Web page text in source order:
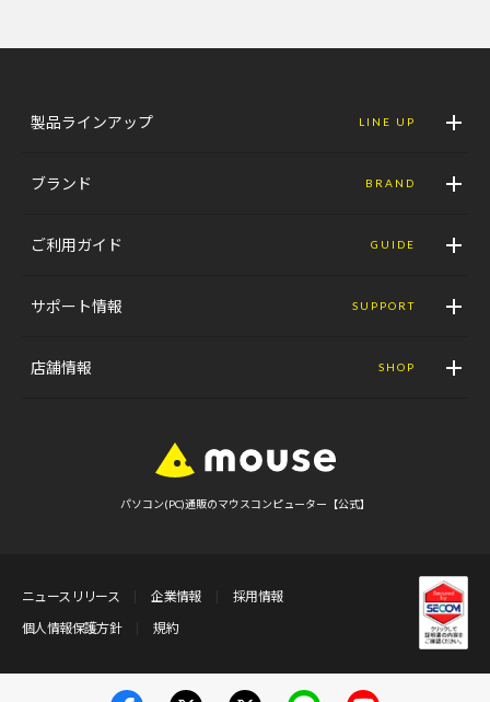
製品ラインアップ LINE UP
ブランド BRAND
ご利用ガイド GUIDE
サポート情報 SUPPORT
店舗情報 SHOP
パソコン(PC)通販のマウスコンピューター【公式】
ニュースリリース 企業情報
採用情報
個人情報保護方針
規約